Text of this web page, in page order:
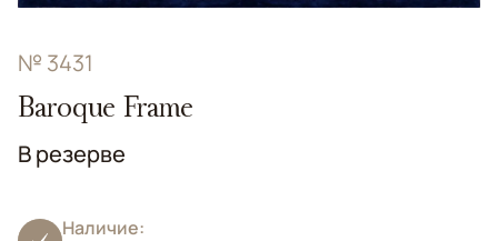
№ 3431
Baroque Frame
В резерве
Наличие: